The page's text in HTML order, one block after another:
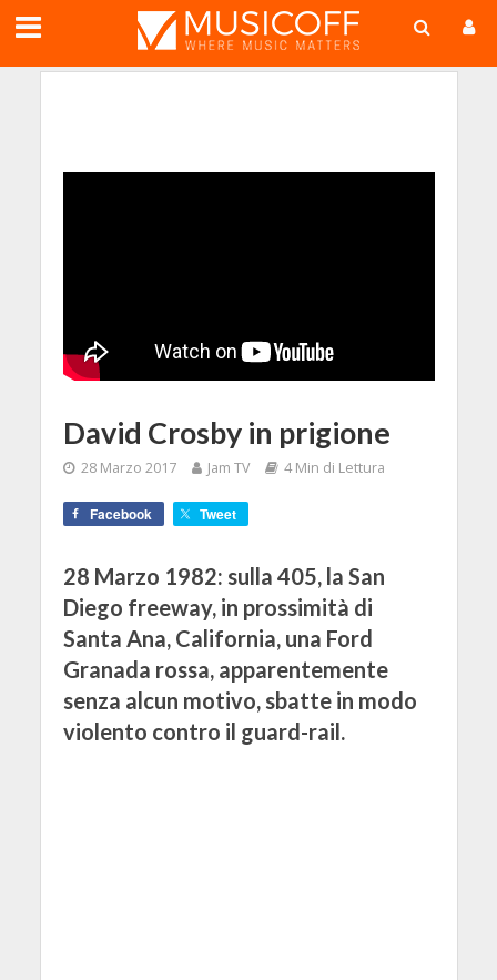
David Crosby in prigione
28 Marzo 2017 Jam TV 4 Min di Lettura
Facebook Tweet
28 Marzo 1982: sulla 405, la San
Diego freeway, in prossimità di
Santa Ana, California, una Ford
Granada rossa, apparentemente
senza alcun motivo, sbatte in modo
violento contro il guard-rail.